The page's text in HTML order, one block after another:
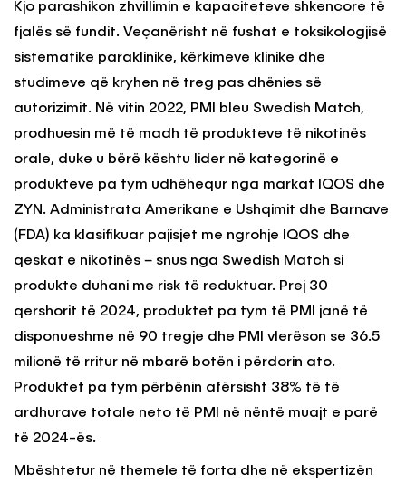
Kjo parashikon zhvillimin e kapaciteteve shkencore të
fjalës së fundit. Veçanërisht në fushat e toksikologjisë
sistematike paraklinike, kërkimeve klinike dhe
studimeve që kryhen në treg pas dhënies së
autorizimit. Në vitin 2022, PMI bleu Swedish Match,
prodhuesin më të madh të produkteve të nikotinës
orale, duke u bërë kështu lider në kategorinë e
produkteve pa tym udhëhequr nga markat IQOS dhe
ZYN. Administrata Amerikane e Ushqimit dhe Barnave
(FDA) ka klasifikuar pajisjet me ngrohje IQOS dhe
qeskat e nikotinës – snus nga Swedish Match si
produkte duhani me risk të reduktuar. Prej 30
qershorit të 2024, produktet pa tym të PMI janë të
disponueshme në 90 tregje dhe PMI vlerëson se 36.5
milionë të rritur në mbarë botën i përdorin ato.
Produktet pa tym përbënin afërsisht 38% të të
ardhurave totale neto të PMI në nëntë muajt e parë
të 2024-ës.
Mbështetur në themele të forta dhe në ekspertizën